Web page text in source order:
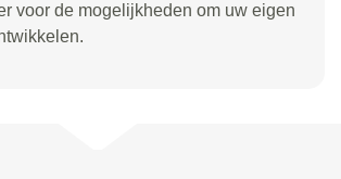
voor de mogelijkheden om uw eigen